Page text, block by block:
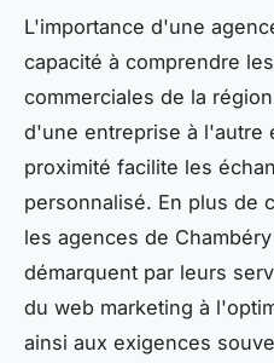
L'importance d'une
capacité à comprendre
commerciales de la
d'une entreprise à l'autre
proximité facilite les
personnalisé. En plus de
les agences de
démarquent par leurs
du web marketing à
ainsi aux exigences